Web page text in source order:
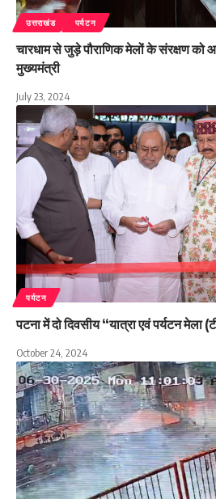
उत्तराखंड पर्यटन
चारधाम से जुड़े पौराणिक मेलों के संरक्षण को
मुख्यमंत्री
July 23, 2024
पर्यटन
पटना में दो दिवसीय “यात्रा एवं पर्यटन मेला
October 24, 2024